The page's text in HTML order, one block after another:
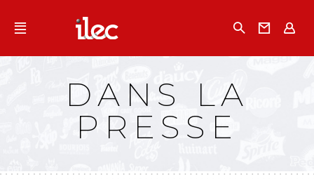
Qu'est-ce que l’Ilec
Campagnes multimarques
Dans la presse
DANS LA
PRESSE